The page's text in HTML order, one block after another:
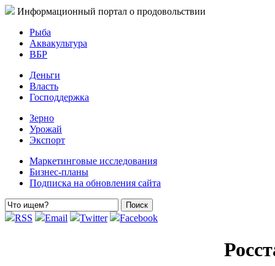
Информационный портал о продовольствии
Рыба
Аквакультура
ВБР
Деньги
Власть
Господдержка
Зерно
Урожай
Экспорт
Маркетинговые исследования
Бизнес-планы
Подписка на обновления сайта
RSS Email Twitter Facebook